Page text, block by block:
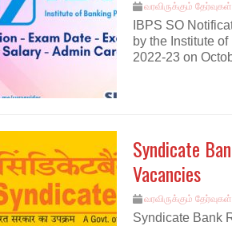
வரவிருக்கும் தேர்வுகள்
IBPS SO
by the Institute
2022-23 on
Syndicate
Vacancies
வரவிருக்கும் தேர்வுகள்
Syndicate Bank